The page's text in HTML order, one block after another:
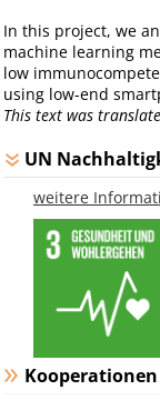
In this project, we
machine learning
low
using low-end
This text was
UN
weitere